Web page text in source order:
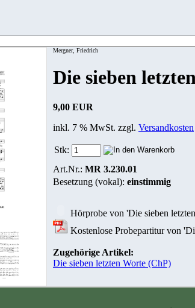
Mergner, Friedrich
Die sieben
9,00 EUR
inkl. 7 % MwSt. zzgl. Versandkosten
Stk:
Art.Nr.: MR 3.230.01
Besetzung (vokal): einstimmig
Hörprobe von 'Die sieben
Kostenlose Probepartitur von
Zugehörige Artikel:
Die sieben letzten Worte (ChP)